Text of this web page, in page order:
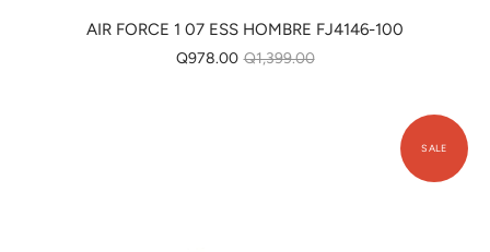
AIR FORCE 1 07 ESS HOMBRE FJ4146-100
Q978.00 Q1,399.00